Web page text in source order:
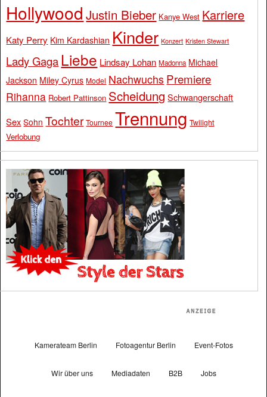
Hollywood Justin Bieber Kanye West Karriere
Katy Perry Kim Kardashian Kinder Konzert Kristen Stewart
Lady Gaga Liebe Lindsay Lohan Madonna Michael
Jackson Miley Cyrus Model Nachwuchs Premiere
Rihanna Robert Pattinson Scheidung Schwangerschaft
Sex Sohn Tochter Tournee Trennung Twilight
Verlobung
Kamerateam Berlin Fotoagentur Berlin Event-Fotos
Wir über uns Mediadaten B2B Jobs